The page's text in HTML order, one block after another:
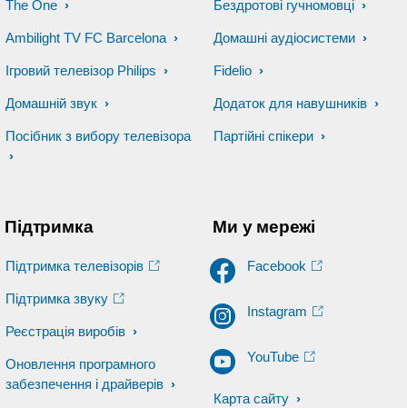
The One
Ambilight TV FC Barcelona
Ігровий телевізор Philips
Домашній звук
Посібник з вибору телевізора
Бездротові гучномовці
Домашні аудіосистеми
Fidelio
Додаток для навушників
Партійні спікери
Підтримка
Підтримка телевізорів
Підтримка звуку
Реєстрація виробів
Оновлення програмного
забезпечення і драйверів
Ми у мережі
Facebook
Instagram
YouTube
Карта сайту